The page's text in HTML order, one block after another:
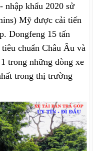
nhập khẩu 2020 sử
Mỹ được cải tiến
Dongfeng 15 tấn
chuẩn Châu Âu và
trong những dòng xe
trong thị trường